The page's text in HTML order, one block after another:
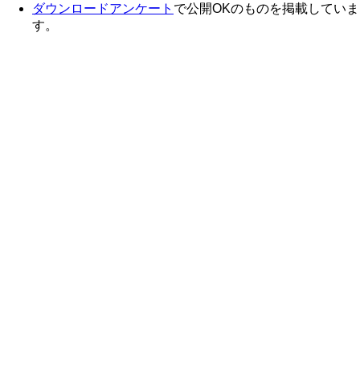
ダウンロードアンケート で公開OKのものを掲載していま
す。